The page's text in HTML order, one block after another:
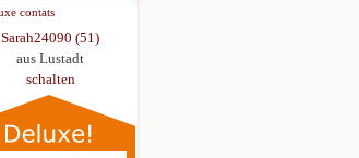
Sarah24090 (51)
aus Lustadt
schalten